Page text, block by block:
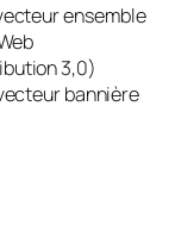
ensemble
3,0)
bannière